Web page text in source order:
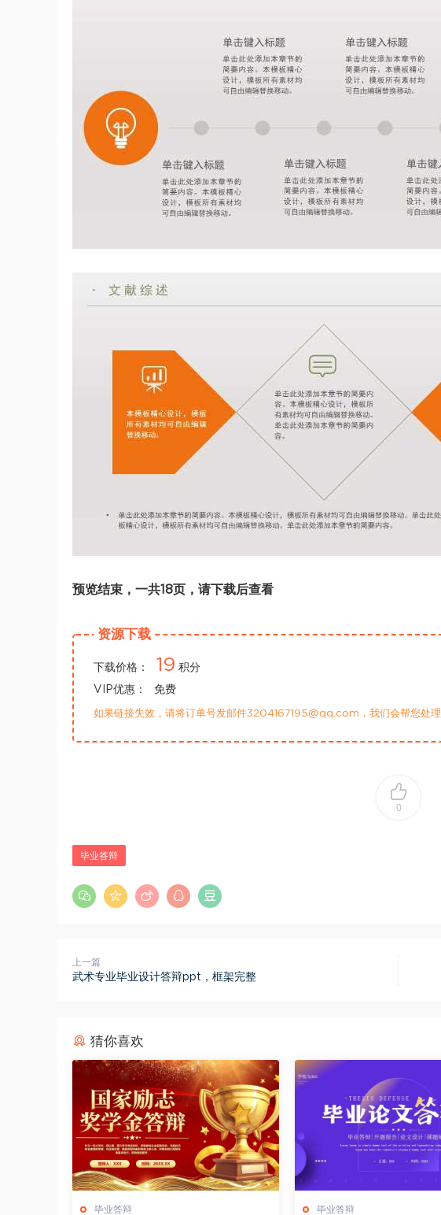
预览结束，一共18页，请下载后查看
资源下载
下载价格： 19 积分
VIP优惠：
免费
如果链接失效，请将订单号发邮件3204167195@qq.com，我们会帮您处理
0
毕业答辩
上一篇
武术专业毕业设计答辩ppt，框架完整
猜你喜欢
毕业答辩 毕业答辩